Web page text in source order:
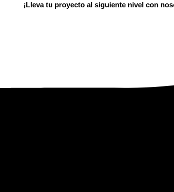
¡Lleva tu proyecto al siguiente nivel con